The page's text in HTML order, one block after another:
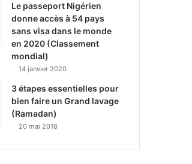
Le passeport Nigérien
donne accès à 54 pays
sans visa dans le monde
en 2020 (Classement
mondial)
14 janvier 2020
3 étapes essentielles pour
bien faire un Grand lavage
(Ramadan)
20 mai 2018